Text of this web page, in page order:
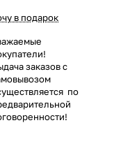
в подарок
заказов с
по